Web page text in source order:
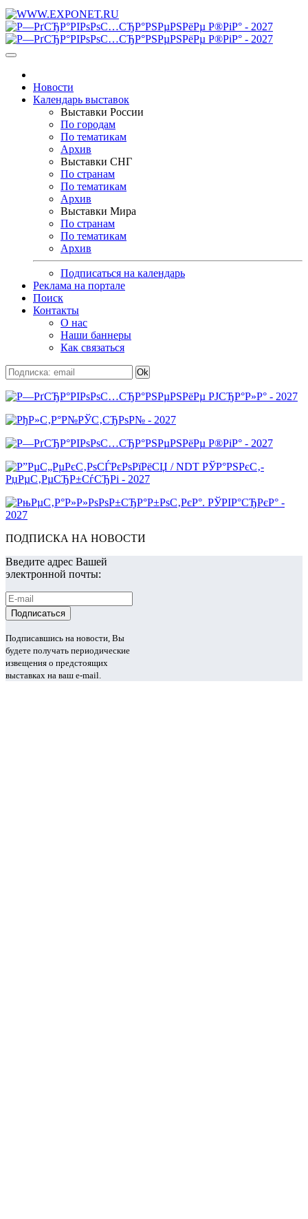
Новости
Календарь выставок
Выставки России
По городам
По тематикам
Архив
Выставки СНГ
По странам
По тематикам
Архив
Выставки Мира
По странам
По тематикам
Архив
Подписаться на календарь
Реклама на портале
Поиск
Контакты
О нас
Наши баннеры
Как связаться
ПОДПИСКА НА НОВОСТИ
Введите адрес Вашей
электронной почты:
Подписавшись на новости, Вы
будете получать периодические
извещения о предстоящих
выставках на ваш e-mail.